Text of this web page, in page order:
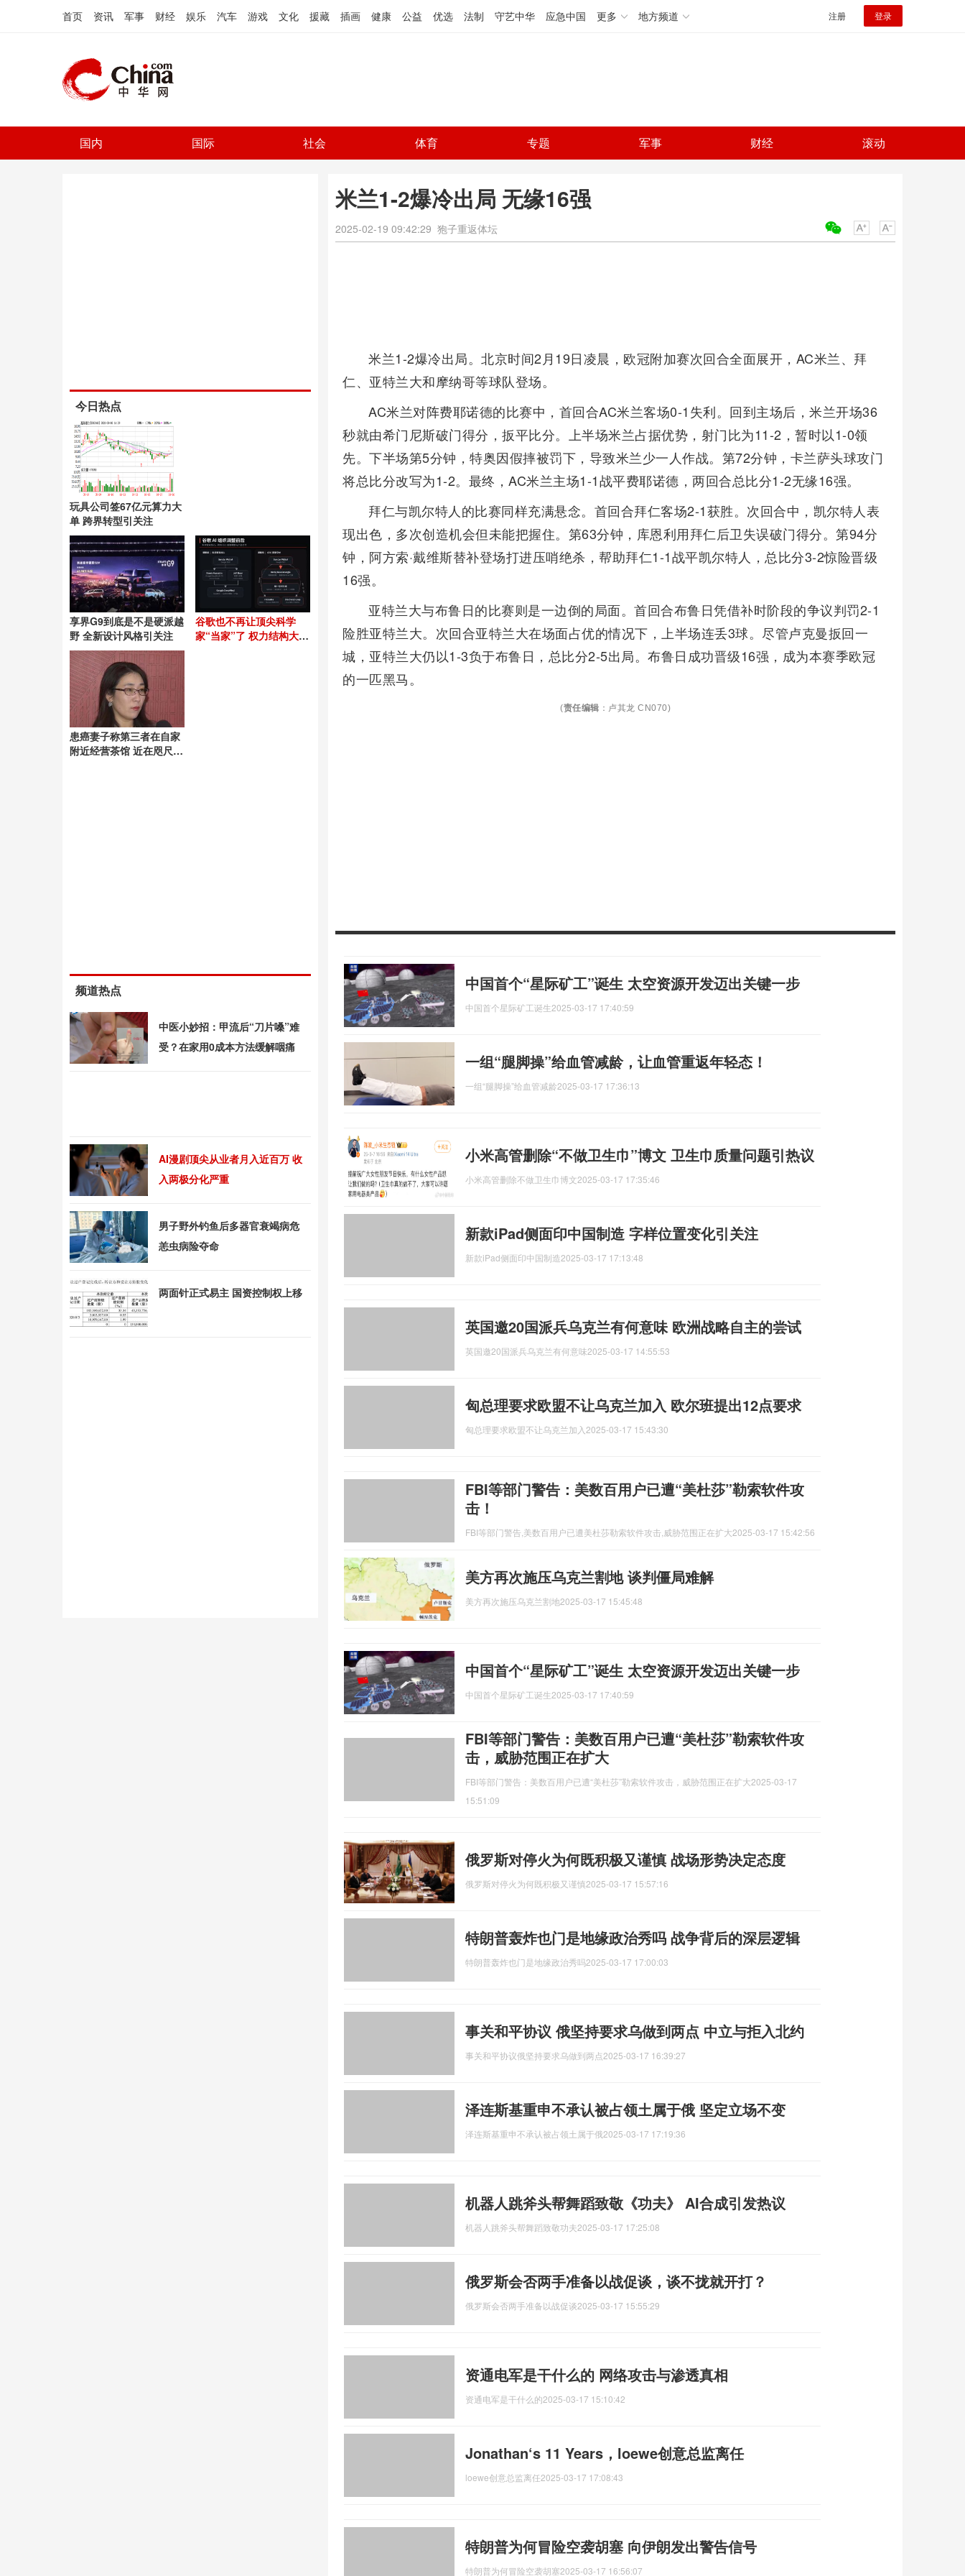
首页 资讯 军事 财经 娱乐 汽车 游戏 文化 援藏 插画 健康 公益 优选 法制 守艺中华 应急中国 更多 地方频道 注册 登录
国内 国际 社会 体育 专题 军事 财经 滚动
米兰1-2爆冷出局 无缘16强
2025-02-19 09:42:29 狍子重返体坛
米兰1-2爆冷出局。北京时间2月19日凌晨，欧冠附加赛次回合全面展开，AC米兰、拜
仁、亚特兰大和摩纳哥等球队登场。
AC米兰对阵费耶诺德的比赛中，首回合AC米兰客场0-1失利。回到主场后，米兰开场36
秒就由希门尼斯破门得分，扳平比分。上半场米兰占据优势，射门比为11-2，暂时以1-0领
先。下半场第5分钟，特奥因假摔被罚下，导致米兰少一人作战。第72分钟，卡兰萨头球攻门
将总比分改写为1-2。最终，AC米兰主场1-1战平费耶诺德，两回合总比分1-2无缘16强。
拜仁与凯尔特人的比赛同样充满悬念。首回合拜仁客场2-1获胜。次回合中，凯尔特人表
现出色，多次创造机会但未能把握住。第63分钟，库恩利用拜仁后卫失误破门得分。第94分
钟，阿方索·戴维斯替补登场打进压哨绝杀，帮助拜仁1-1战平凯尔特人，总比分3-2惊险晋级
16强。
亚特兰大与布鲁日的比赛则是一边倒的局面。首回合布鲁日凭借补时阶段的争议判罚2-1
险胜亚特兰大。次回合亚特兰大在场面占优的情况下，上半场连丢3球。尽管卢克曼扳回一
城，亚特兰大仍以1-3负于布鲁日，总比分2-5出局。布鲁日成功晋级16强，成为本赛季欧冠
的一匹黑马。
(责任编辑 ：卢其龙 CN070)
中国首个“星际矿工”诞生 太空资源开发迈出关键一步
中国首个星际矿工诞生2025-03-17 17:40:59
一组“腿脚操”给血管减龄，让血管重返年轻态！
一组“腿脚操”给血管减龄2025-03-17 17:36:13
小米高管删除“不做卫生巾”博文 卫生巾质量问题引热议
小米高管删除不做卫生巾博文2025-03-17 17:35:46
新款iPad侧面印中国制造 字样位置变化引关注
新款iPad侧面印中国制造2025-03-17 17:13:48
英国邀20国派兵乌克兰有何意味 欧洲战略自主的尝试
英国邀20国派兵乌克兰有何意味2025-03-17 14:55:53
匈总理要求欧盟不让乌克兰加入 欧尔班提出12点要求
匈总理要求欧盟不让乌克兰加入 2025-03-17 15:43:30
FBI等部门警告：美数百用户已遭“美杜莎”勒索软件攻
击！
FBI等部门警告,美数百用户已遭美杜莎勒索软件攻击,威胁范围正在扩大2025-03-17 15:42:56
美方再次施压乌克兰割地 谈判僵局难解
美方再次施压乌克兰割地2025-03-17 15:45:48
中国首个“星际矿工”诞生 太空资源开发迈出关键一步
中国首个星际矿工诞生2025-03-17 17:40:59
FBI等部门警告：美数百用户已遭“美杜莎”勒索软件攻
击，威胁范围正在扩大
FBI等部门警告：美数百用户已遭“美杜莎”勒索软件攻击，威胁范围正在扩大2025-03-17
15:51:09
俄罗斯对停火为何既积极又谨慎 战场形势决定态度
俄罗斯对停火为何既积极又谨慎2025-03-17 15:57:16
特朗普轰炸也门是地缘政治秀吗 战争背后的深层逻辑
特朗普轰炸也门是地缘政治秀吗2025-03-17 17:00:03
事关和平协议 俄坚持要求乌做到两点 中立与拒入北约
事关和平协议俄坚持要求乌做到两点2025-03-17 16:39:27
泽连斯基重申不承认被占领土属于俄 坚定立场不变
泽连斯基重申不承认被占领土属于俄2025-03-17 17:19:36
机器人跳斧头帮舞蹈致敬《功夫》 AI合成引发热议
机器人跳斧头帮舞蹈致敬功夫2025-03-17 17:25:08
俄罗斯会否两手准备以战促谈，谈不拢就开打？
俄罗斯会否两手准备以战促谈2025-03-17 15:55:29
资通电军是干什么的 网络攻击与渗透真相
资通电军是干什么的2025-03-17 15:10:42
Jonathan‘s 11 Years，loewe创意总监离任
loewe创意总监离任2025-03-17 17:08:43
特朗普为何冒险空袭胡塞 向伊朗发出警告信号
特朗普为何冒险空袭胡塞2025-03-17 16:56:07
今日热点
玩具公司签67亿元算力大
单 跨界转型引关注
享界G9到底是不是硬派越
野 全新设计风格引关注
谷歌也不再让顶尖科学
家“当家”了 权力结构大调
患癌妻子称第三者在自家
附近经营茶馆 近在咫尺的
频道热点
中医小妙招：甲流后“刀片嗓”难
受？在家用0成本方法缓解咽痛
AI漫剧顶尖从业者月入近百万 收
入两极分化严重
男子野外钓鱼后多器官衰竭病危
恙虫病险夺命
两面针正式易主 国资控制权上移